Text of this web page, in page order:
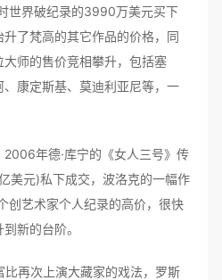
界破纪录的3990万美元买下
了梵高的其它作品的价格，同
师的售价竞相攀升，包括塞
康定斯基、莫迪利亚尼等，一
年德·库宁的《女人三号》传
美元)私下成交，波洛克的一幅作
创艺术家个人纪录的高价，很快
新的台阶。
再次上演大藏家的戏法，罗斯